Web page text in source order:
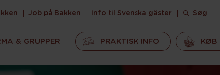
Job på Bakken Info til Svenska gäster Søg
& GRUPPER PRAKTISK INFO KØB